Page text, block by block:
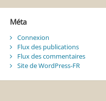
Méta
Connexion
Flux des publications
Flux des commentaires
Site de WordPress-FR